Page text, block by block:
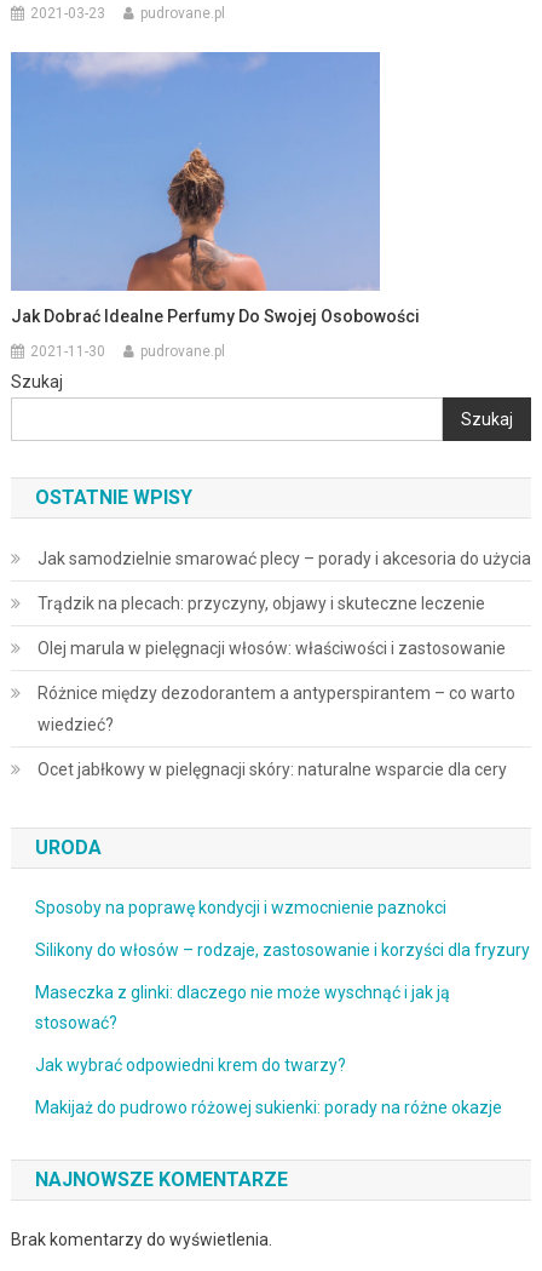
2021-03-23 pudrovane.pl
Jak Dobrać Idealne Perfumy Do Swojej Osobowości
2021-11-30 pudrovane.pl
Szukaj
Szukaj
OSTATNIE WPISY
Jak samodzielnie smarować plecy – porady i akcesoria do użycia
Trądzik na plecach: przyczyny, objawy i skuteczne leczenie
Olej marula w pielęgnacji włosów: właściwości i zastosowanie
Różnice między dezodorantem a antyperspirantem – co warto
wiedzieć?
Ocet jabłkowy w pielęgnacji skóry: naturalne wsparcie dla cery
URODA
Sposoby na poprawę kondycji i wzmocnienie paznokci
Silikony do włosów – rodzaje, zastosowanie i korzyści dla fryzury
Maseczka z glinki: dlaczego nie może wyschnąć i jak ją
stosować?
Jak wybrać odpowiedni krem do twarzy?
Makijaż do pudrowo różowej sukienki: porady na różne okazje
NAJNOWSZE KOMENTARZE
Brak komentarzy do wyświetlenia.